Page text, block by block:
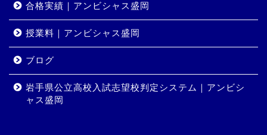
合格実績｜アンビシャス盛岡
授業料｜アンビシャス盛岡
ブログ
岩手県公立高校入試志望校判定システム｜アンビシ
ャス盛岡
コース・料金